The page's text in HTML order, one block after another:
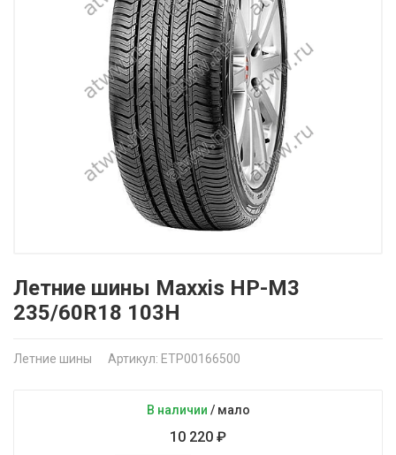
Летние шины Maxxis HP-M3
235/60R18 103H
Летние шины Артикул: ETP00166500
В наличии / мало
10 220 ₽